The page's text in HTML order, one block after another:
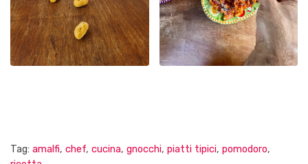
Tag: amalfi, chef, cucina, gnocchi, piatti tipici, pomodoro,